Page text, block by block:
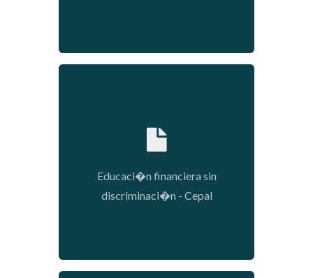
Educaci�n financiera sin
discriminaci�n - Cepal